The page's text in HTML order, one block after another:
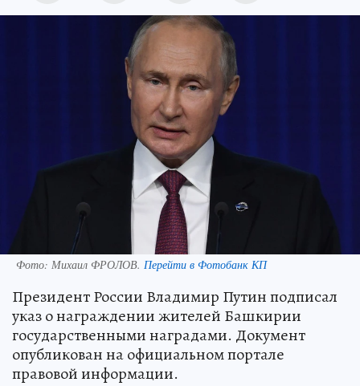
Фото: Михаил ФРОЛОВ. Перейти в Фотобанк КП
Президент России Владимир Путин подписал
указ о награждении жителей Башкирии
государственными наградами. Документ
опубликован на официальном портале
правовой информации.